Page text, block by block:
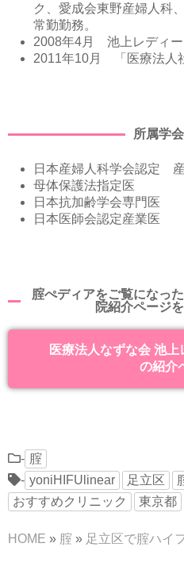
ク、愛成会東野産婦人科
常勤勤務。
2008年4月 池上レディー
2011年10月 「医療法人
所属学
日本産婦人科学会認定
母体保護法指定医
日本抗加齢学会専門医
日本医師会認定産業医
腟ぺディアをご覧になっ
院紹介ページ
医療法人なずな会 池
の紹介
- 腟
- yoniHIFUlinear 足立区
おすすめクリニック
東京都
HOME » 腟 » 足立区で腟ハイ